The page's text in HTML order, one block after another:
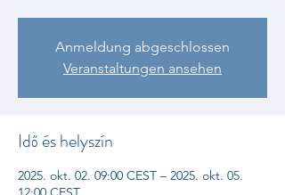
Anmeldung abgeschlossen
Veranstaltungen ansehen
Idő és helyszín
2025. okt. 02. 09:00 CEST – 2025. okt. 05.